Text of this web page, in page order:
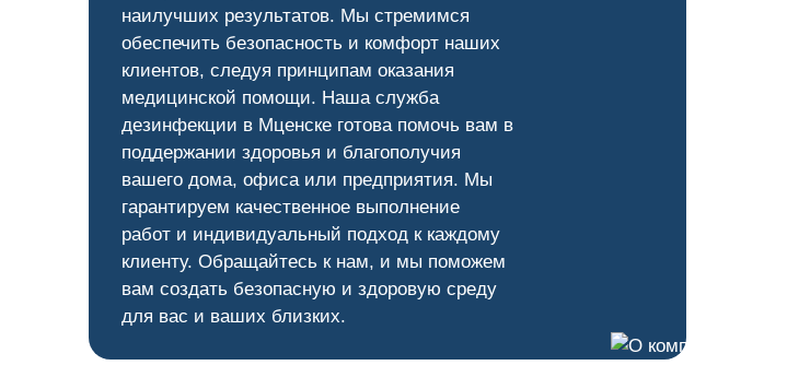
наилучших результатов. Мы стремимся
обеспечить безопасность и комфорт наших
клиентов, следуя принципам оказания
медицинской помощи. Наша служба
дезинфекции в Мценске готова помочь вам в
поддержании здоровья и благополучия
вашего дома, офиса или предприятия. Мы
гарантируем качественное выполнение
работ и индивидуальный подход к каждому
клиенту. Обращайтесь к нам, и мы поможем
вам создать безопасную и здоровую среду
для вас и ваших близких.